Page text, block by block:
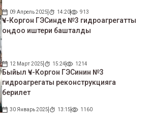
09 Апрель 2025 14:20 913
Үч-Коргон ГЭСинде №3 гидроагрегатты
оңдоо иштери башталды
12 Март 2025 15:24 1214
Быйыл Үч-Коргон ГЭСинин №3
гидроагрегаты реконструкцияга
берилет
30 Январь 2025 13:15 1160